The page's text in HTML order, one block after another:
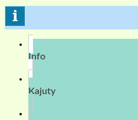
Info
Kajuty